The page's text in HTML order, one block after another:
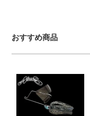
おすすめ商品